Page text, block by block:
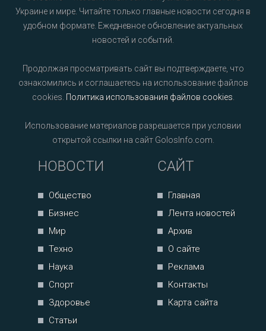
Украине и мире. Читайте только главные новости сегодня в
удобном формате. Ежедневное обновление актуальных
новостей и событий.
Продолжая просматривать сайт вы подтверждаете, что
ознакомились и соглашаетесь на использование файлов
cookies. Политика использования файлов cookies
Использование материалов разрешается при условии
открытой ссылки на сайт GolosInfo.com.
НОВОСТИ
Общество
Бизнес
Мир
Техно
Наука
Спорт
Здоровье
Статьи
САЙТ
Главная
Лента новостей
Архив
О сайте
Реклама
Контакты
Карта сайта